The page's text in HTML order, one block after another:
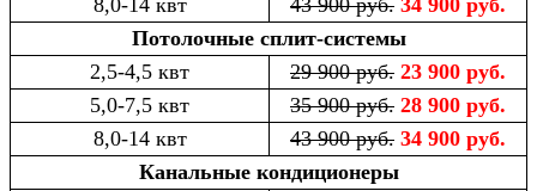
Потолочные сплит-системы
2,5-4,5 квт
29 900 руб. 23 900 руб.
5,0-7,5 квт
35 900 руб. 28 900 руб.
8,0-14 квт
43 900 руб. 34 900 руб.
Канальные кондиционеры